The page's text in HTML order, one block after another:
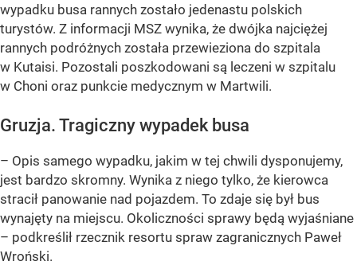
wypadku busa rannych zostało jedenastu polskich
turystów. Z informacji MSZ wynika, że dwójka najciężej
rannych podróżnych została przewieziona do szpitala
w Kutaisi. Pozostali poszkodowani są leczeni w szpitalu
w Choni oraz punkcie medycznym w Martwili.
Gruzja. Tragiczny wypadek busa
– Opis samego wypadku, jakim w tej chwili dysponujemy,
jest bardzo skromny. Wynika z niego tylko, że kierowca
stracił panowanie nad pojazdem. To zdaje się był bus
wynajęty na miejscu. Okoliczności sprawy będą wyjaśniane
– podkreślił rzecznik resortu spraw zagranicznych Paweł
Wroński.